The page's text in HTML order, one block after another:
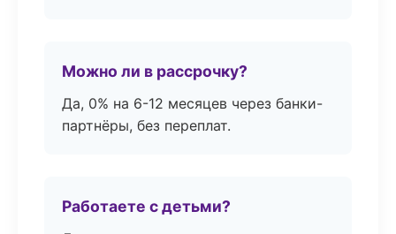
Можно ли в рассрочку?
Да, 0% на 6-12 месяцев через банки-
партнёры, без переплат.
Работаете с детьми?